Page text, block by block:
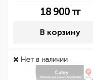
18 900тг
В корзину
Нет в наличии